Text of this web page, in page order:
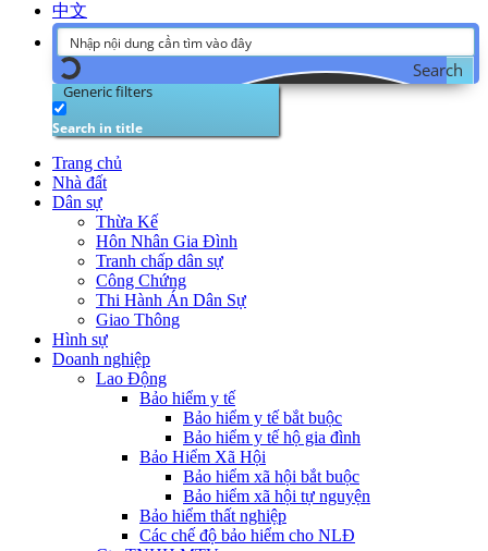
中文
Search
Generic filters
Search in title
Trang chủ
Nhà đất
Dân sự
Thừa Kế
Hôn Nhân Gia Đình
Tranh chấp dân sự
Công Chứng
Thi Hành Án Dân Sự
Giao Thông
Hình sự
Doanh nghiệp
Lao Động
Bảo hiểm y tế
Bảo hiểm y tế bắt buộc
Bảo hiểm y tế hộ gia đình
Bảo Hiểm Xã Hội
Bảo hiểm xã hội bắt buộc
Bảo hiểm xã hội tự nguyện
Bảo hiểm thất nghiệp
Các chế độ bảo hiểm cho NLĐ